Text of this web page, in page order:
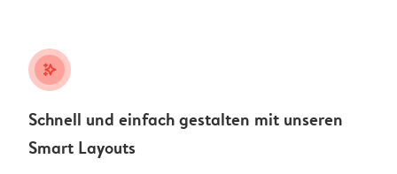
stars_plus
Schnell und einfach gestalten mit unseren
Smart Layouts